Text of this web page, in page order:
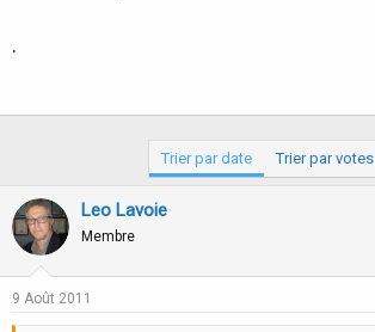
.
Trier par date Trier par votes
Leo Lavoie
Membre
9 Août 2011